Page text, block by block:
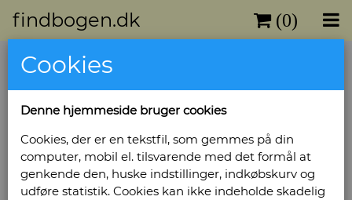
findbogen.dk (0)
Cookies
Denne hjemmeside bruger cookies
Cookies, der er en tekstfil, som gemmes på din
computer, mobil el. tilsvarende med det formål at
genkende den, huske indstillinger, indkøbskurv og
udføre statistik. Cookies kan ikke indeholde skadelig